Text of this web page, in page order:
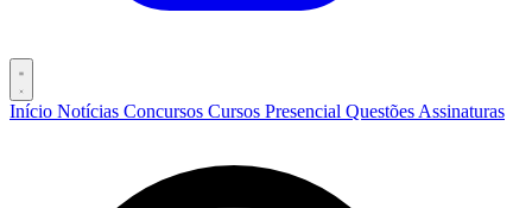
Início Notícias Concursos Cursos Presencial Questões Assinaturas